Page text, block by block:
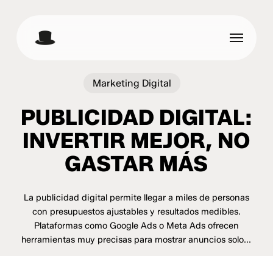
Menu
Marketing Digital
PUBLICIDAD DIGITAL:
INVERTIR MEJOR, NO
GASTAR MÁS
La publicidad digital permite llegar a miles de personas
con presupuestos ajustables y resultados medibles.
Plataformas como Google Ads o Meta Ads ofrecen
herramientas muy precisas para mostrar anuncios solo...